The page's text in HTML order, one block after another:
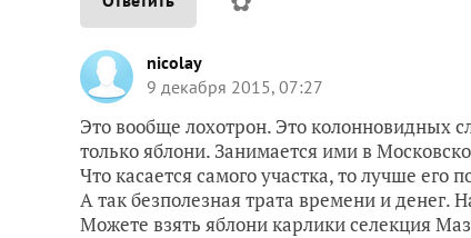
nicolay
9 декабря 2015, 07:27
Это вообще лохотрон. Это колонновидных
только яблони. Занимается ими в
Что касается самого участка, то лучше его
А так безполезная трата времени и денег.
Можете взять яблони карлики селекция